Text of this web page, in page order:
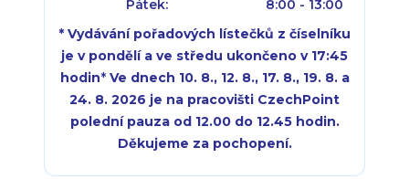
Pátek:
8:00 - 13:00
* Vydávání pořadových lístečků z číselníku
je v pondělí a ve středu ukončeno v 17:45
hodin* Ve dnech 10. 8., 12. 8., 17. 8., 19. 8. a
24. 8. 2026 je na pracovišti CzechPoint
polední pauza od 12.00 do 12.45 hodin.
Děkujeme za pochopení.